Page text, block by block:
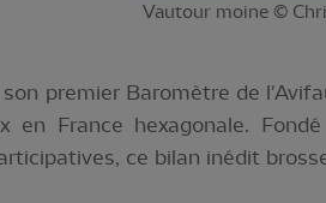
Vautour moine ©
premier Baromètre de
en France hexagonale.
ce bilan inédit